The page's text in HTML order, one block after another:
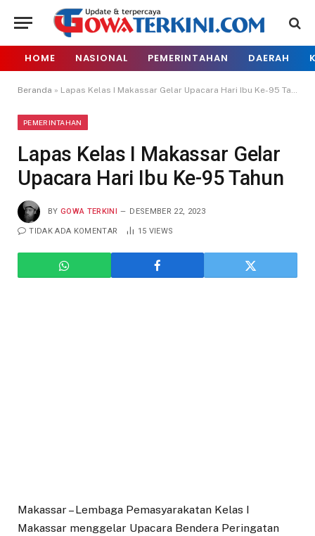
HOME NASIONAL PEMERINTAHAN DAERAH
Beranda » Lapas Kelas I Makassar Gelar Upacara Hari Ibu Ke-95 Tahun
PEMERINTAHAN
Lapas Kelas I Makassar Gelar
Upacara Hari Ibu Ke-95 Tahun
BY GOWA TERKINI DESEMBER 22, 2023
TIDAK ADA KOMENTAR 15 VIEWS
Makassar – Lembaga Pemasyarakatan Kelas I
Makassar menggelar Upacara Bendera Peringatan